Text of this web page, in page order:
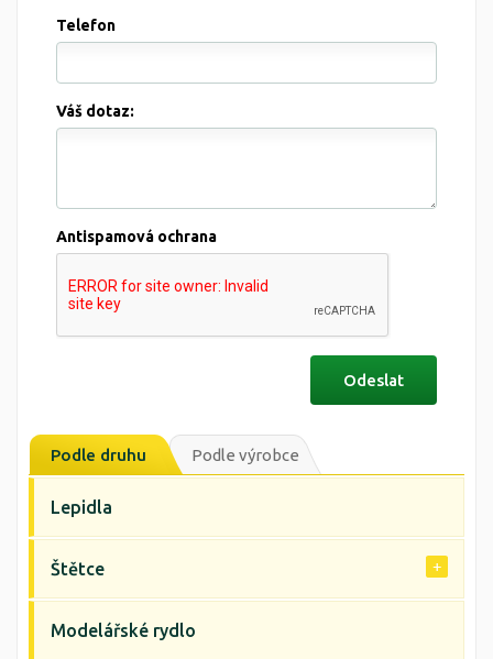
Telefon
Váš dotaz:
Antispamová ochrana
Podle druhu Podle výrobce
Lepidla
Štětce
Modelářské rydlo